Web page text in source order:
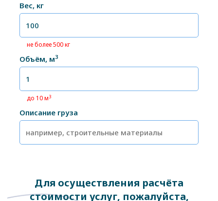
Вес, кг
не более 500 кг
Объём, м3
до 10 м3
Описание груза
Для осуществления расчёта
стоимости услуг, пожалуйста,